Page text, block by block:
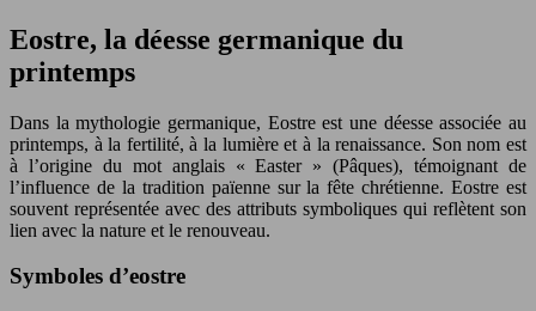
Eostre, la déesse germanique du
printemps
Dans la mythologie germanique, Eostre est une déesse associée au
printemps, à la fertilité, à la lumière et à la renaissance. Son nom est
à l’origine du mot anglais « Easter » (Pâques), témoignant de
l’influence de la tradition païenne sur la fête chrétienne. Eostre est
souvent représentée avec des attributs symboliques qui reflètent son
lien avec la nature et le renouveau.
Symboles d’eostre